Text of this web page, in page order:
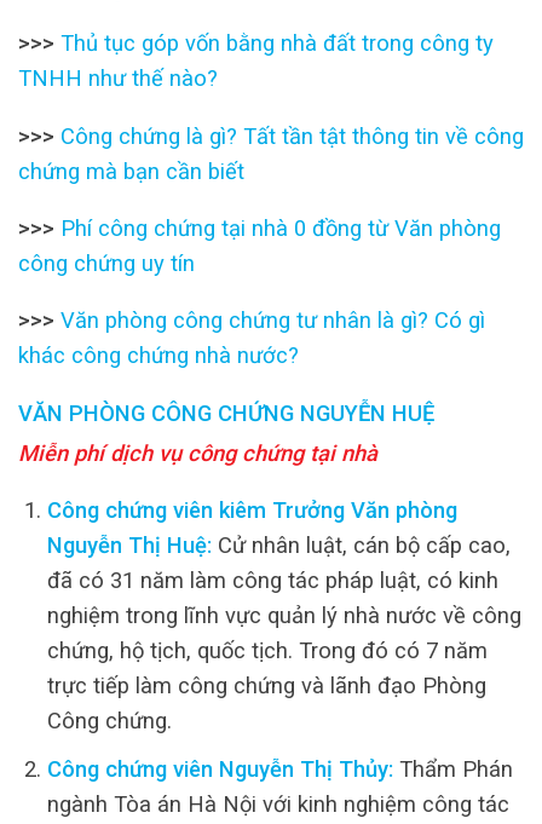
>>> Thủ tục góp vốn bằng nhà đất trong công ty
TNHH như thế nào?
>>> Công chứng là gì? Tất tần tật thông tin về công
chứng mà bạn cần biết
>>> Phí công chứng tại nhà 0 đồng từ Văn phòng
công chứng uy tín
>>> Văn phòng công chứng tư nhân là gì? Có gì
khác công chứng nhà nước?
VĂN PHÒNG CÔNG CHỨNG NGUYỄN HUỆ
Miễn phí dịch vụ công chứng tại nhà
Công chứng viên kiêm Trưởng Văn phòng
Nguyễn Thị Huệ: Cử nhân luật, cán bộ cấp cao,
đã có 31 năm làm công tác pháp luật, có kinh
nghiệm trong lĩnh vực quản lý nhà nước về công
chứng, hộ tịch, quốc tịch. Trong đó có 7 năm
trực tiếp làm công chứng và lãnh đạo Phòng
Công chứng.
Công chứng viên Nguyễn Thị Thủy: Thẩm Phán
ngành Tòa án Hà Nội với kinh nghiệm công tác